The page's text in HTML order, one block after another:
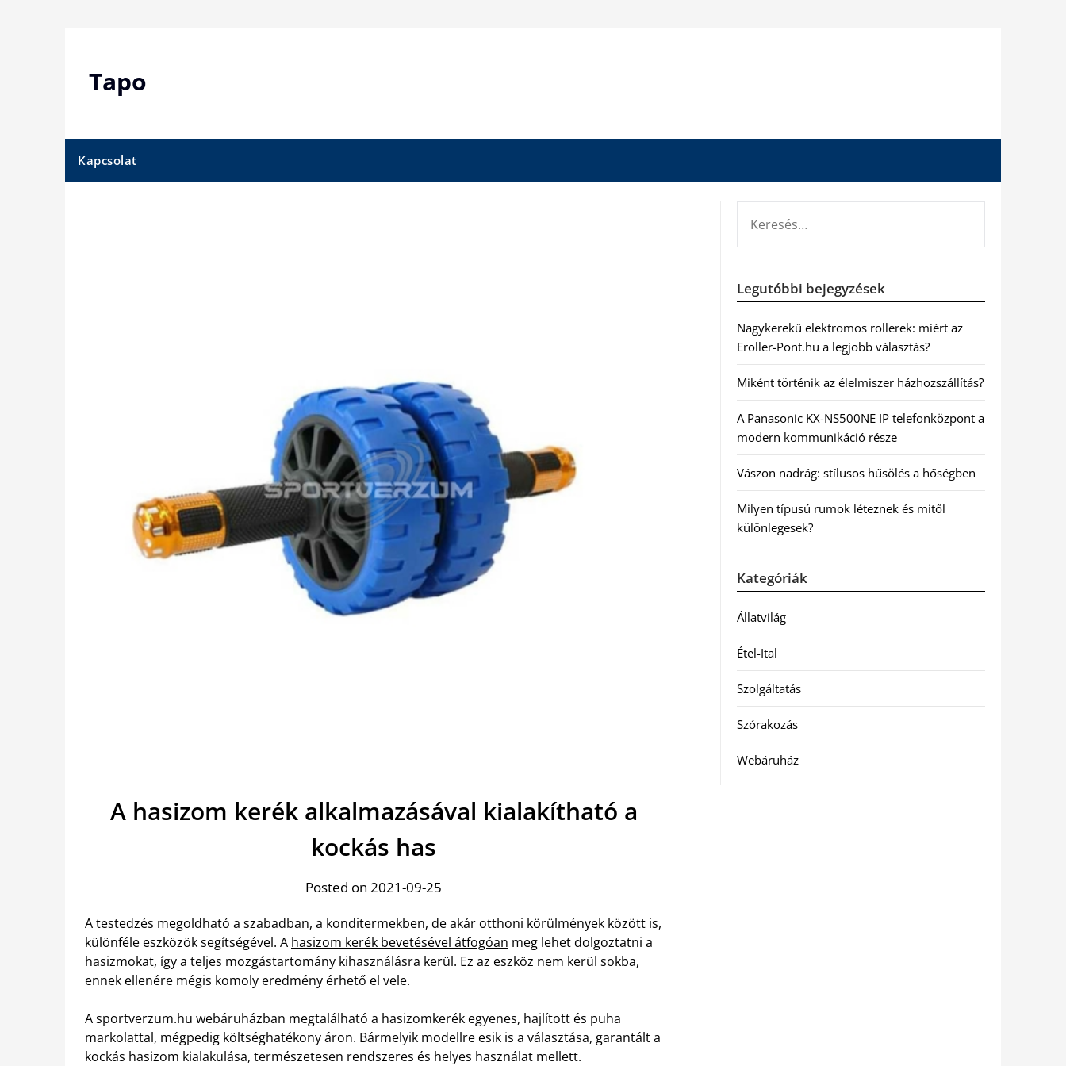
Tapo
Kapcsolat
A hasizom kerék alkalmazásával kialakítható a
kockás has
Posted on 2021-09-25
A testedzés megoldható a szabadban, a konditermekben, de akár otthoni körülmények között is,
különféle eszközök segítségével. A hasizom kerék bevetésével átfogóan meg lehet dolgoztatni a
hasizmokat, így a teljes mozgástartomány kihasználásra kerül. Ez az eszköz nem kerül sokba,
ennek ellenére mégis komoly eredmény érhető el vele.
A sportverzum.hu webáruházban megtalálható a hasizomkerék egyenes, hajlított és puha
markolattal, mégpedig költséghatékony áron. Bármelyik modellre esik is a választása, garantált a
kockás hasizom kialakulása, természetesen rendszeres és helyes használat mellett.
Legutóbbi bejegyzések
Nagykerekű elektromos rollerek: miért az
Eroller-Pont.hu a legjobb választás?
Miként történik az élelmiszer házhozszállítás?
A Panasonic KX-NS500NE IP telefonközpont a
modern kommunikáció része
Vászon nadrág: stílusos hűsölés a hőségben
Milyen típusú rumok léteznek és mitől
különlegesek?
Kategóriák
Állatvilág
Étel-Ital
Szolgáltatás
Szórakozás
Webáruház